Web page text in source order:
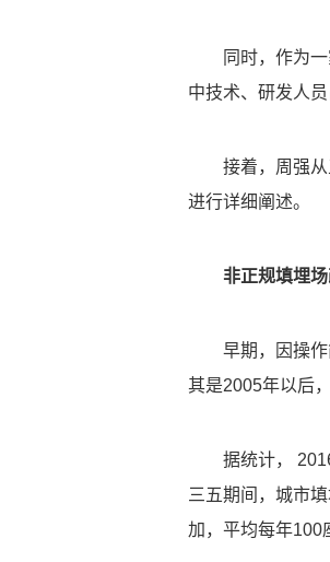
同时，作为
中技术、研发人
接着，周强
进行详细阐述。
非正规填埋
早期，因操
其是2005年以后
据统计，
三五期间，城市
加，平均每年100